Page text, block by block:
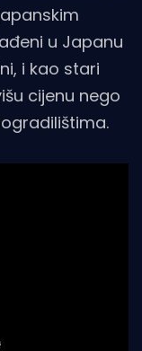
u Japanu
i kao stari
cijenu nego